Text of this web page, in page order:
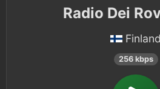
Radio Dei
Finland
256 kbps